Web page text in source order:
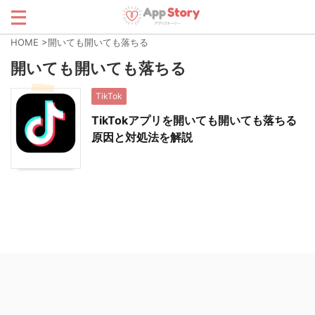
HOME >開いても開いても落ちる
開いても開いても落ちる
TikTok
TikTokアプリを開いても開いても落ちる
原因と対処法を解説